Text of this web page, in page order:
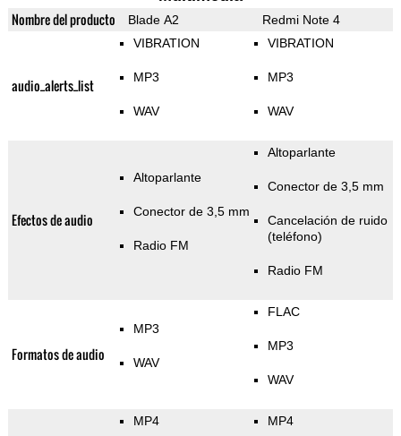
Nombre del producto Blade A2 Redmi Note 4
audio_alerts_list
VIBRATION
MP3
WAV
VIBRATION
MP3
WAV
Efectos de audio
Altoparlante
Conector de 3,5 mm
Radio FM
Altoparlante
Conector de 3,5 mm
Cancelación de ruido
(teléfono)
Radio FM
Formatos de audio
MP3
WAV
FLAC
MP3
WAV
MP4 MP4